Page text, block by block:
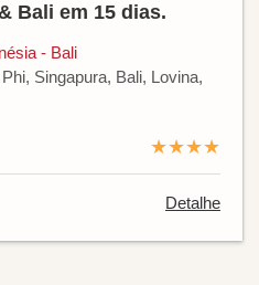
Bali em 15 dias.
- Bali
Singapura, Bali, Lovina,
★★★★
Detalhe